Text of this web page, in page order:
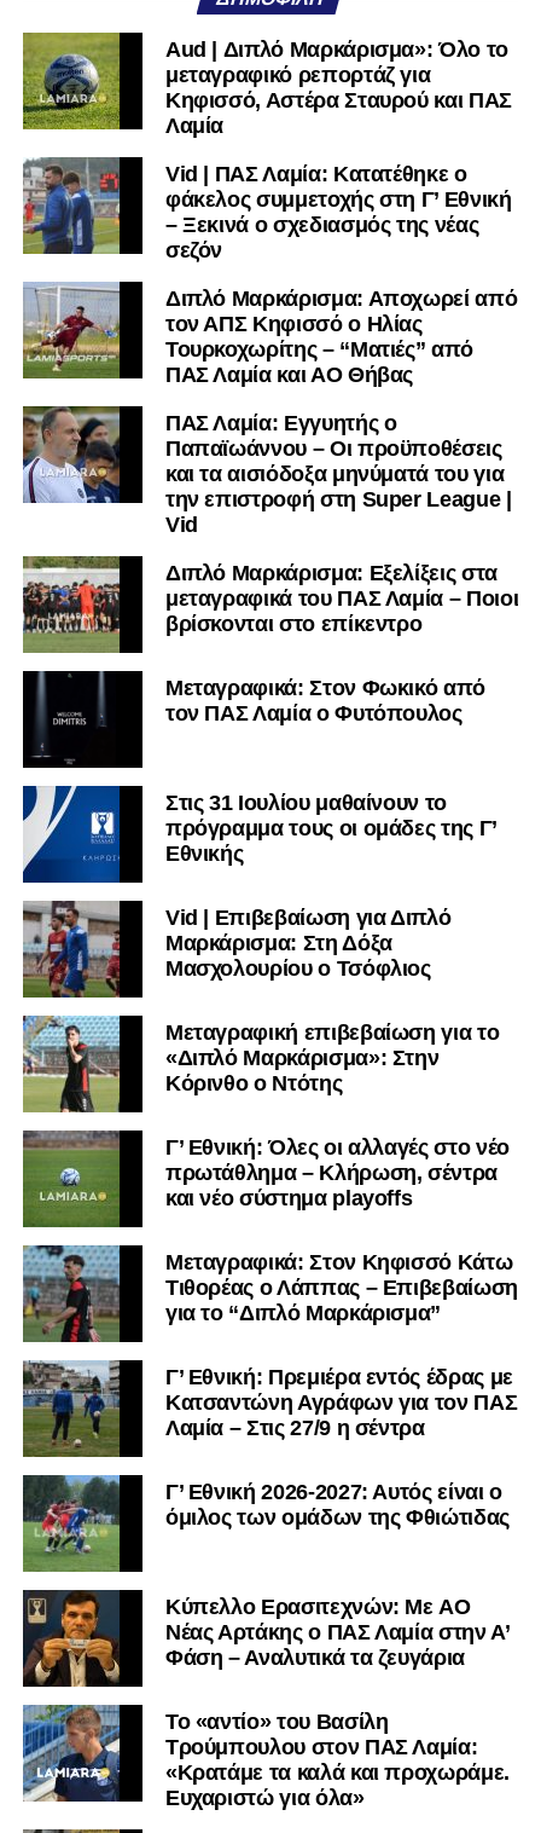
μαθαίνετε σε χρόνο dt όλα τα νέα.
Aud | Διπλό Μαρκάρισμα»: Όλο το
μεταγραφικό ρεπορτάζ για
Κηφισσό, Αστέρα Σταυρού και ΠΑΣ
Λαμία
Vid | ΠΑΣ Λαμία: Κατατέθηκε ο
φάκελος συμμετοχής στη Γ’ Εθνική
– Ξεκινά ο σχεδιασμός της νέας
σεζόν
Διπλό Μαρκάρισμα: Αποχωρεί από
τον ΑΠΣ Κηφισσό ο Ηλίας
Τουρκοχωρίτης – “Ματιές” από
ΠΑΣ Λαμία και ΑΟ Θήβας
ΠΑΣ Λαμία: Εγγυητής ο
Παπαϊωάννου – Οι προϋποθέσεις
και τα αισιόδοξα μηνύματά του για
την επιστροφή στη Super League |
Vid
Διπλό Μαρκάρισμα: Εξελίξεις στα
μεταγραφικά του ΠΑΣ Λαμία – Ποιοι
βρίσκονται στο επίκεντρο
Μεταγραφικά: Στον Φωκικό από
τον ΠΑΣ Λαμία ο Φυτόπουλος
Στις 31 Ιουλίου μαθαίνουν το
πρόγραμμα τους οι ομάδες της Γ’
Εθνικής
Vid | Επιβεβαίωση για Διπλό
Μαρκάρισμα: Στη Δόξα
Μασχολουρίου ο Τσόφλιος
Μεταγραφική επιβεβαίωση για το
«Διπλό Μαρκάρισμα»: Στην
Κόρινθο ο Ντότης
Γ’ Εθνική: Όλες οι αλλαγές στο νέο
πρωτάθλημα – Κλήρωση, σέντρα
και νέο σύστημα playoffs
Μεταγραφικά: Στον Κηφισσό Κάτω
Τιθορέας ο Λάππας – Επιβεβαίωση
για το “Διπλό Μαρκάρισμα”
Γ’ Εθνική: Πρεμιέρα εντός έδρας με
Κατσαντώνη Αγράφων για τον ΠΑΣ
Λαμία – Στις 27/9 η σέντρα
Γ’ Εθνική 2026-2027: Αυτός είναι ο
όμιλος των ομάδων της Φθιώτιδας
Kύπελλο Ερασιτεχνών: Με AO
Nέας Αρτάκης ο ΠΑΣ Λαμία στην Α’
Φάση – Αναλυτικά τα ζευγάρια
Το «αντίο» του Βασίλη
Τρούμπουλου στον ΠΑΣ Λαμία:
«Κρατάμε τα καλά και προχωράμε.
Ευχαριστώ για όλα»